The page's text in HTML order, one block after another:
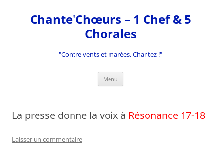
contenuChante'Chœurs – 1 Chef & 5
Chorales
"Contre vents et marées, Chantez !"
Menu
La presse donne la voix à Résonance 17-18
Laisser un commentaire